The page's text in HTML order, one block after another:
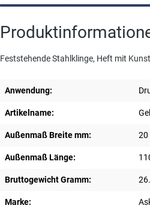
Feststehende Stahlklinge, Heft mit
Anwendung:
Artikelname:
Außenmaß Breite mm: 20
Außenmaß Länge:
Bruttogewicht Gramm:
Marke: